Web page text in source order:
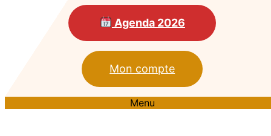
Agenda 2026
Mon compte
Menu